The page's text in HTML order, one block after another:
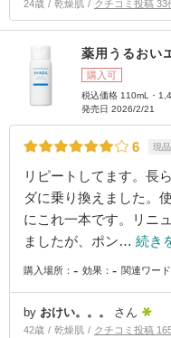
24歳 乾燥肌 クチコミ投稿 33
薬用うるおい
購入可
税込価格 110mL・
発売日 2026/2/21
6 現品
リピートしてます。長
ダに乗り換えました。
にこれ一本です。リニ
ましたが、ポン… 続き
購入場所： - 効果： - 関連ワード
by おけい。。。 さん
42歳 乾燥肌 クチコミ投稿